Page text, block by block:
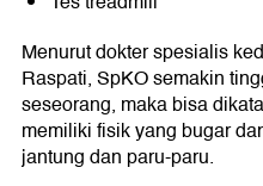
Menurut dokter spesialis
Raspati, SpKO semakin
seseorang, maka bisa
memiliki fisik yang bugar
jantung dan paru-paru.